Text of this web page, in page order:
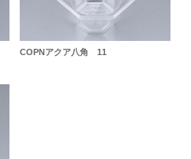
COPNアクア八角 11